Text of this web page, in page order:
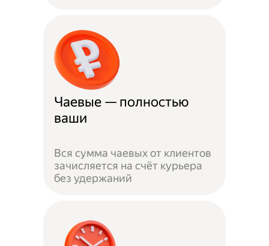
Чаевые — полностью
ваши
Вся сумма чаевых от клиентов
зачисляется на счёт курьера
без удержаний